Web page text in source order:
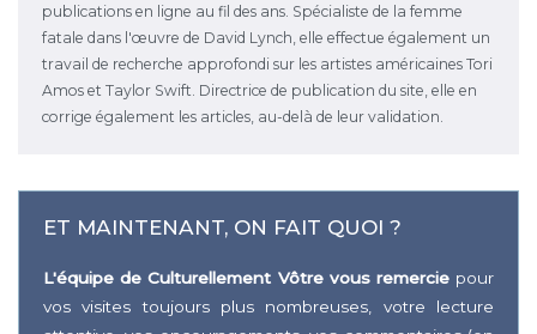
publications en ligne au fil des ans. Spécialiste de la femme
fatale dans l'œuvre de David Lynch, elle effectue également un
travail de recherche approfondi sur les artistes américaines Tori
Amos et Taylor Swift. Directrice de publication du site, elle en
corrige également les articles, au-delà de leur validation.
ET MAINTENANT, ON FAIT QUOI ?
L'équipe de Culturellement Vôtre vous remerciepour
vos visites toujours plus nombreuses, votre lecture